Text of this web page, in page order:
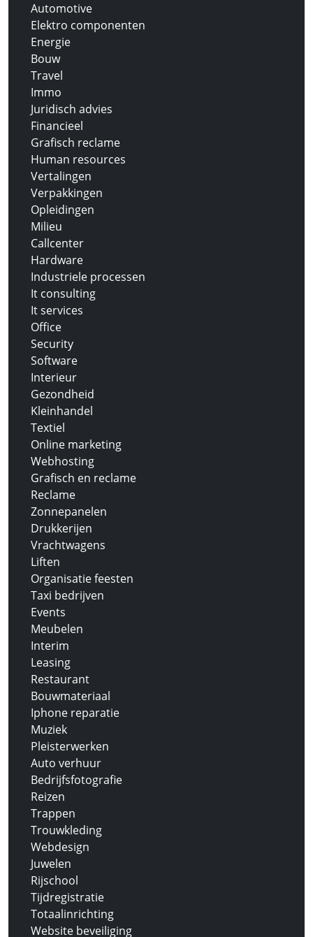
Automotive
Elektro componenten
Energie
Bouw
Travel
Immo
Juridisch advies
Financieel
Grafisch reclame
Human resources
Vertalingen
Verpakkingen
Opleidingen
Milieu
Callcenter
Hardware
Industriele processen
It consulting
It services
Office
Security
Software
Interieur
Gezondheid
Kleinhandel
Textiel
Online marketing
Webhosting
Grafisch en reclame
Reclame
Zonnepanelen
Drukkerijen
Vrachtwagens
Liften
Organisatie feesten
Taxi bedrijven
Events
Meubelen
Interim
Leasing
Restaurant
Bouwmateriaal
Iphone reparatie
Muziek
Pleisterwerken
Auto verhuur
Bedrijfsfotografie
Reizen
Trappen
Trouwkleding
Webdesign
Juwelen
Rijschool
Tijdregistratie
Totaalinrichting
Website beveiliging